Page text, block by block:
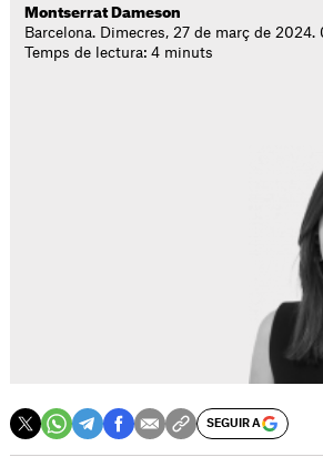
Montserrat Dameson
Barcelona. Dimecres, 27 de març de 2024.
Temps de lectura: 4 minuts
SEGUIR A